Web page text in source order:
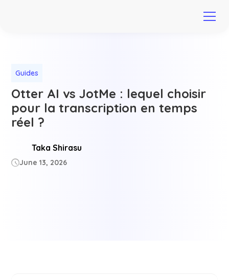
Guides
Otter AI vs JotMe : lequel choisir
pour la transcription en temps
réel ?
Taka Shirasu
June 13, 2026